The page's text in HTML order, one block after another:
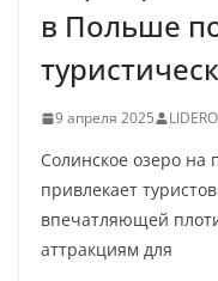
в Польше
9 апреля 2025
Солинское озеро на
привлекает
впечатляющей
аттракциям для